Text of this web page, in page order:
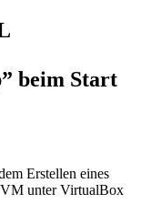
beim Start
Erstellen eines
VM unter VirtualBox